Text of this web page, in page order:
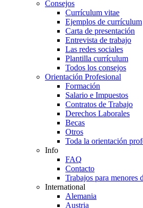
Consejos
Currículum vitae
Ejemplos de currículum
Carta de presentación
Entrevista de trabajo
Las redes sociales
Plantilla currículum
Todos los consejos
Orientación Profesional
Formación
Salario e Impuestos
Contratos de Trabajo
Derechos Laborales
Becas
Otros
Toda la orientación
Info
FAQ
Contacto
Trabajos para menores
International
Alemania
Austria